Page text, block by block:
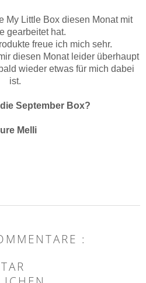
My Little Box diesen Monat mit
gearbeitet hat.
freue ich mich sehr.
diesen Monat leider überhaupt
wieder etwas für mich dabei
ist.
September Box?
Melli
: